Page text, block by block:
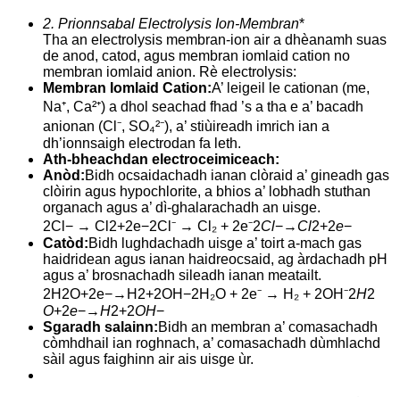
2. Prionnsabal Electrolysis Ion-Membran*
Tha an electrolysis membran-ion air a dhèanamh suas
de anod, catod, agus membran iomlaid cation no
membran iomlaid anion. Rè electrolysis:
Membran Iomlaid Cation:A’ leigeil le cationan (me,
Na⁺, Ca²⁺) a dhol seachad fhad ’s a tha e a’ bacadh
anionan (Cl⁻, SO₄²⁻), a’ stiùireadh imrich ian a
dh’ionnsaigh electrodan fa leth.
Ath-bheachdan electroceimiceach:
Anòd:Bidh ocsaidachadh ianan clòraid a’ gineadh gas
clòirin agus hypochlorite, a bhios a’ lobhadh stuthan
organach agus a’ dì-ghalarachadh an uisge.
2Cl− → Cl2+2e−2Cl⁻ → Cl₂ + 2e⁻2Cl−→ Cl2​+2e−
Catòd:Bidh lughdachadh uisge a’ toirt a-mach gas
haidridean agus ianan haidreocsaid, ag àrdachadh pH
agus a’ brosnachadh sileadh ianan meatailt.
2H2O+2e−→H2+2OH−2H₂O + 2e⁻ → H₂ + 2OH⁻2H2​
O+2e−→H2​+2OH−
Sgaradh salainn:Bidh an membran a’ comasachadh
còmhdhail ian roghnach, a’ comasachadh dùmhlachd
sàil agus faighinn air ais uisge ùr.